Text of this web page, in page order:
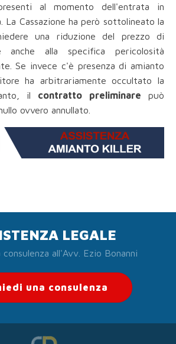
al momento dell'entrata in
La Cassazione ha però sottolineato la
una riduzione del prezzo di
alla specifica pericolosità
Se invece c'è presenza di amianto
ha arbitrariamente occultato la
il contratto preliminare può
ovvero annullato.
LEGALE
consulenza all'Avv. Ezio Bonanni
una consulenza